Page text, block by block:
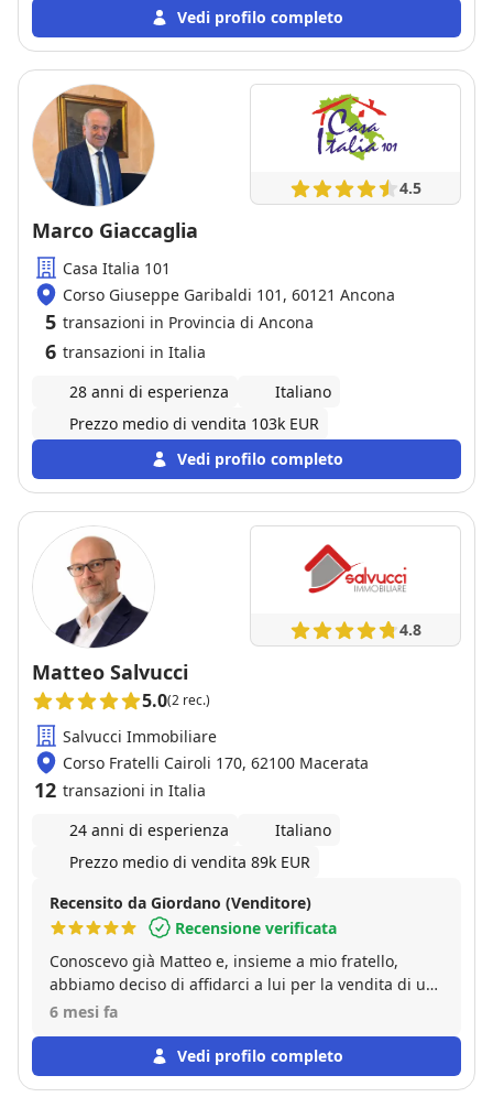
Vedi profilo completo
4.5
Marco Giaccaglia
Casa Italia 101
Corso Giuseppe Garibaldi 101, 60121 Ancona
5 transazioni in Provincia di Ancona
6 transazioni in Italia
28 anni di esperienza
Italiano
Prezzo medio di vendita 103k EUR
Vedi profilo completo
4.8
Matteo Salvucci
5.0(2 rec.)
Salvucci Immobiliare
Corso Fratelli Cairoli 170, 62100 Macerata
12 transazioni in Italia
24 anni di esperienza
Italiano
Prezzo medio di vendita 89k EUR
Recensito da Giordano (Venditore)
Recensione verificata
Conoscevo già Matteo e, insieme a mio fratello,
abbiamo deciso di affidarci a lui per la vendita di un
immobile di famiglia. La vendita è andata bene ed è
parte di entrambi.
6 mesi fa
Vedi profilo completo